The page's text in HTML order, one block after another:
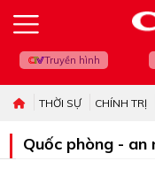
Truyền hình
THỜI SỰ CHÍNH TRỊ
Quốc phòng - an